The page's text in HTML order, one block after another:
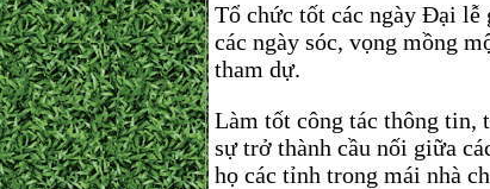
Tổ chức tốt các ngày Đại lễ
các ngày sóc, vọng mồng
tham dự.
Làm tốt công tác thông tin,
sự trở thành cầu nối giữa
họ các tỉnh trong mái nhà